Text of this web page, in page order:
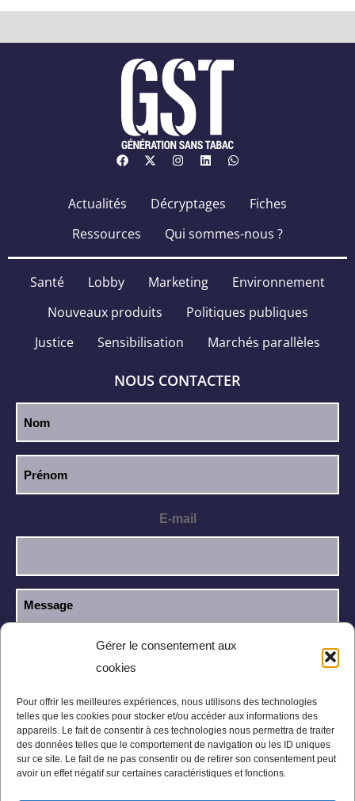
Gérer le consentement aux
cookies
Pour offrir les meilleures expériences, nous utilisons des technologies
telles que les cookies pour stocker et/ou accéder aux informations des
appareils. Le fait de consentir à ces technologies nous permettra de traiter
des données telles que le comportement de navigation ou les ID uniques
sur ce site. Le fait de ne pas consentir ou de retirer son consentement peut
avoir un effet négatif sur certaines caractéristiques et fonctions.
Actualités Décryptages
Fiches
Ressources
Qui sommes-nous ?
Santé Lobby Marketing
Environnement
Nouveaux produits
Politiques publiques
Justice
Sensibilisation Marchés parallèles
NOUS CONTACTER
E-mail
confidentialité.